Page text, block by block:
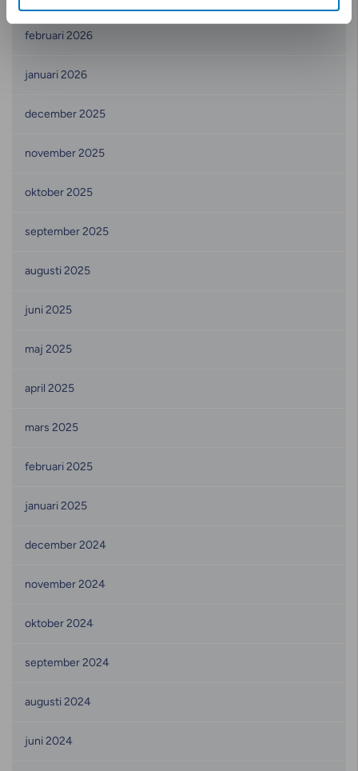
februari 2026
januari 2026
december 2025
november 2025
oktober 2025
september 2025
augusti 2025
juni 2025
maj 2025
april 2025
mars 2025
februari 2025
januari 2025
december 2024
november 2024
oktober 2024
september 2024
augusti 2024
juni 2024